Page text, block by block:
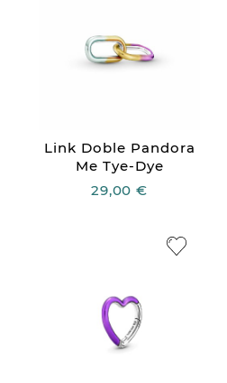
Link Doble Pandora
Me Tye-Dye
29,00 €